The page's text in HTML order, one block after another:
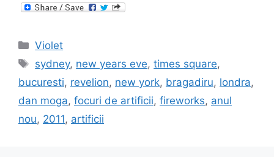
Categories
Violet
Tags
sydney, new years eve,times square,
bucuresti, revelion, new york, bragadiru, londra,
dan moga, focuri de artificii, fireworks, anul
nou, 2011, artificii